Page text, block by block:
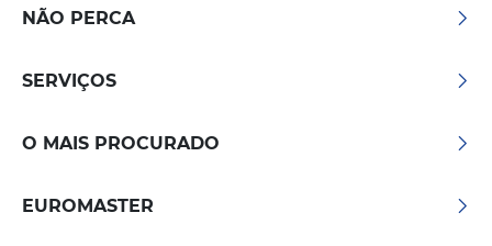
NÃO PERCA
SERVIÇOS
O MAIS PROCURADO
EUROMASTER